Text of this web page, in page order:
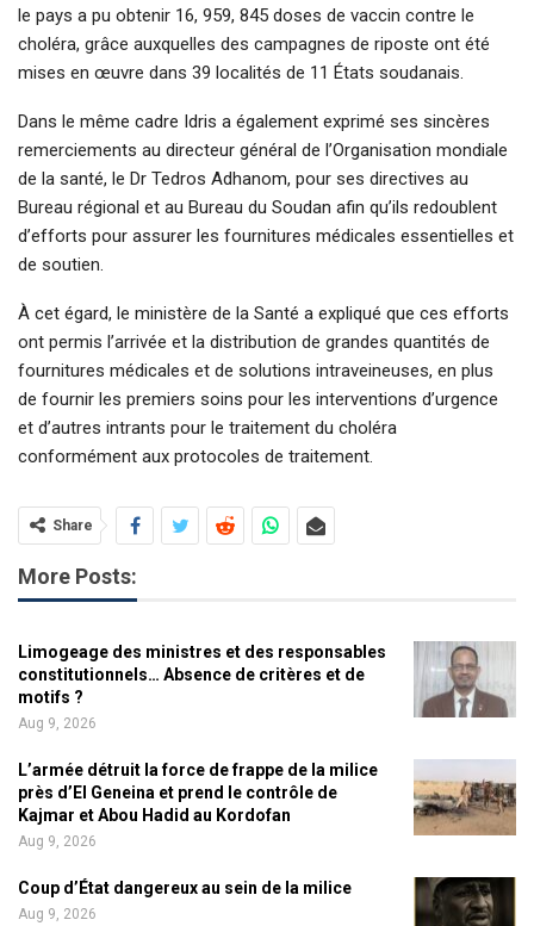
le pays a pu obtenir 16, 959, 845 doses de vaccin contre le
choléra, grâce auxquelles des campagnes de riposte ont été
mises en œuvre dans 39 localités de 11 États soudanais.
Dans le même cadre Idris a également exprimé ses sincères
remerciements au directeur général de l’Organisation mondiale
de la santé, le Dr Tedros Adhanom, pour ses directives au
Bureau régional et au Bureau du Soudan afin qu’ils redoublent
d’efforts pour assurer les fournitures médicales essentielles et
de soutien.
À cet égard, le ministère de la Santé a expliqué que ces efforts
ont permis l’arrivée et la distribution de grandes quantités de
fournitures médicales et de solutions intraveineuses, en plus
de fournir les premiers soins pour les interventions d’urgence
et d’autres intrants pour le traitement du choléra
conformément aux protocoles de traitement.
Share
More Posts:
Limogeage des ministres et des responsables
constitutionnels… Absence de critères et de
motifs ?
Aug 9, 2026
L’armée détruit la force de frappe de la milice
près d’El Geneina et prend le contrôle de
Kajmar et Abou Hadid au Kordofan
Aug 9, 2026
Coup d’État dangereux au sein de la milice
Aug 9, 2026